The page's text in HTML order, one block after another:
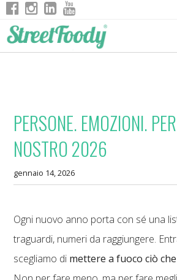
PERSONE. EMOZIONI.
NOSTRO 2026
gennaio 14, 2026
Ogni nuovo anno porta con sé una
traguardi, numeri da raggiungere.
scegliamo di mettere a fuoco ciò